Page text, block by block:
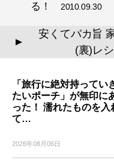
る！ 2010.09.30
▲
安くてバカ旨
(裏)レ
「旅行に絶対持ってい
たいポーチ」が無印に
った！ 濡れたものを入
て…
2026年08月06日